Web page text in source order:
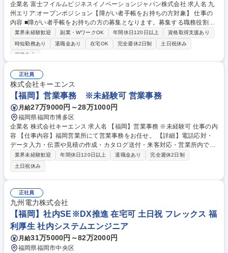
企業名 富士フイルムビジネスイノベーションジャパン株式会社 求人名 九
州エリア:オープンポジション【障がい者手帳をお持ちの方対象】 仕事の
内容 ■障がい者手帳をお持ちの方の募集となります。募集する職務役割に
つい ては特に限定しておらず、応募される方のご経験やご要望、またその
時点 における弊社の人事戦略にもとづき配置を決定いたします。 ※主な
職種としては、営業職、システムエンジニア職、カストマーエンジニア
・庶務業務：予算・OP作成 ・特約店契約・管理 ・DX推進：業務改善/企
画検討 ・営業サポート業務（顧客対応/システム 入力、支社内運用業務）
・ネットワーク管理 募集職種 九州エリア:オープンポジション【障がい者
手帳をお持ちの方対象】
業界未経験歓迎 副業・WワークOK 年間休日120日以上
資格取得支援あり
時短勤務あり
退職金あり 在宅OK 完全週休2日制
土日祝休み
服装自由
正社員
株式会社キーエンス
【福岡】営業事務 ※未経験可 営業事務
月給27万9000円～28万1000円
福岡県福岡市博多区
企業名 株式会社キーエンス 求人名 【福岡】営業事務 ※未経験可 仕事の内
容 【仕事内容】福岡営業所にて営業事務をお任せ。 【詳細】電話応対・
データ入力・伝票や見積の作成・カタログ送付・来客対応・営業所内で発
生する事務業務や業務改善等の支店運営への関与をお任せします。 【教育
制度】ご入社後、育成担当とペアになりながらOJTにて業務を覚えていた
だくことが可能です。業務システムがきちんと構築されているため、スム
ーズに仕事に慣れることができる環境です。また、「チームで成果を出す
文化」があり、良いやり方を積極的に共有しながら常に改善を目指す風土
のため、安心して業務に取り組んでいただけます。 募集職種 【福岡】営
業事務 ※未経験可
業界未経験歓迎 年間休日120日以上 退職金あり
完全週休2日制
土日祝休み
正社員
九州電力株式会社
【福岡】社内SE※DX推進 在宅可 土日祝 フレックス 福
利厚生 社内システムエンジニア
月給31万5000円～82万2000円
福岡県福岡市中央区